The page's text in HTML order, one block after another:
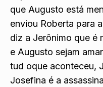
que Augusto está
enviou Roberta para
diz a Jerônimo que é
e Augusto sejam
tud oque aconteceu,
Josefina é a